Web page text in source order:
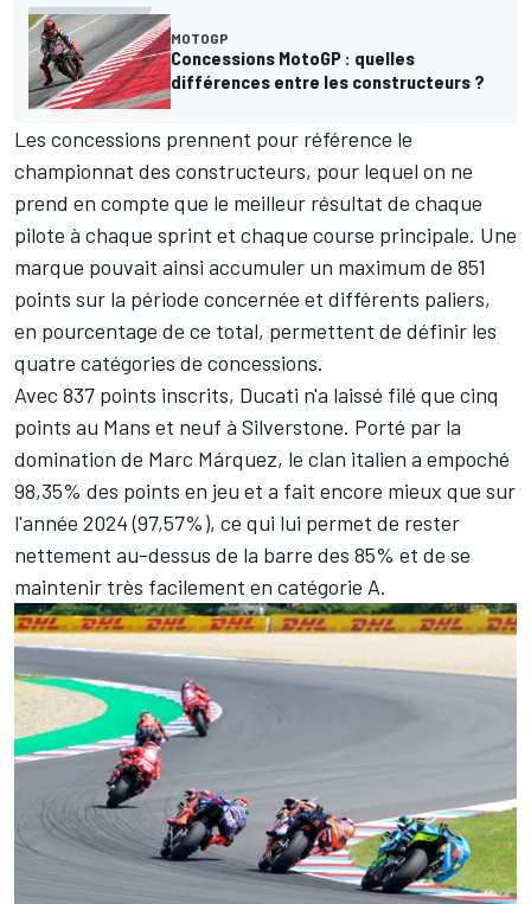
MOTOGP
Concessions MotoGP : quelles
différences entre les constructeurs ?
Les concessions prennent pour référence le
championnat des constructeurs, pour lequel on ne
prend en compte que le meilleur résultat de chaque
pilote à chaque sprint et chaque course principale. Une
marque pouvait ainsi accumuler un maximum de 851
points sur la période concernée et différents paliers,
en pourcentage de ce total, permettent de définir les
quatre catégories de concessions.
Avec 837 points inscrits, Ducati n'a laissé filé que cinq
points au Mans et neuf à Silverstone. Porté par la
domination de Marc Márquez, le clan italien a empoché
98,35% des points en jeu et a fait encore mieux que sur
l'année 2024 (97,57%), ce qui lui permet de rester
nettement au-dessus de la barre des 85% et de se
maintenir très facilement en catégorie A.